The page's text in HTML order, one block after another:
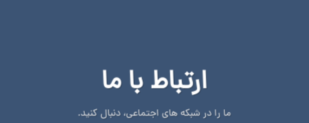
ارتباط با ما
ما را در شبکه های اجتماعی، دنبال کنید.